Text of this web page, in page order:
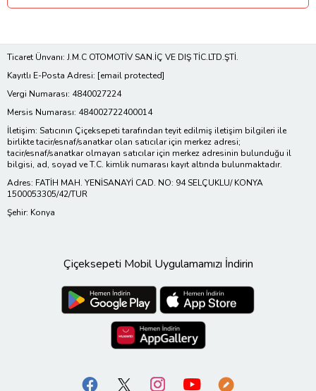
Ticaret Ünvanı: J.M.C OTOMOTİV SAN.İÇ VE DIŞ TİC.LTD.ŞTİ.
Kayıtlı E-Posta Adresi: [email protected]
Vergi Numarası: 4840027224
Mersis Numarası: 484002722400014
İletişim: Satıcının Çiçeksepeti tarafından teyit edilmiş iletişim bilgileri ile
birlikte tacir/esnaf/sanatkar olan satıcılar için merkez adresi;
tacir/esnaf/sanatkar olmayan satıcılar için merkez adresinin bulunduğu il
bilgisi, ad, soyad ve T.C. kimlik numarası kayıt altında bulunmaktadır.
Adres: FATİH MAH. YENİSANAYİ CAD. NO: 94 SELÇUKLU/ KONYA
1500053305/42/TUR
Şehir: Konya
Çiçeksepeti Mobil Uygulamamızı İndirin